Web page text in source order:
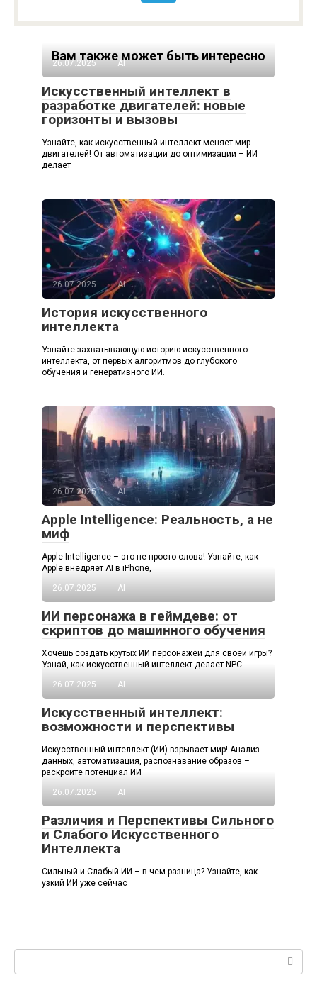
Вам также может быть интересно
26.07.2025 AI
Искусственный интеллект в
разработке двигателей: новые
горизонты и вызовы
Узнайте, как искусственный интеллект меняет мир
двигателей! От автоматизации до оптимизации – ИИ
делает
26.07.2025 AI
История искусственного
интеллекта
Узнайте захватывающую историю искусственного
интеллекта, от первых алгоритмов до глубокого
обучения и генеративного ИИ.
26.07.2025 AI
Apple Intelligence: Реальность, а не
миф
Apple Intelligence – это не просто слова! Узнайте, как
Apple внедряет AI в iPhone,
26.07.2025
AI
ИИ персонажа в геймдеве: от
скриптов до машинного обучения
Хочешь создать крутых ИИ персонажей для своей игры?
Узнай, как искусственный интеллект делает NPC
26.07.2025
AI
Искусственный интеллект:
возможности и перспективы
Искусственный интеллект (ИИ) взрывает мир! Анализ
данных, автоматизация, распознавание образов –
раскройте потенциал ИИ
26.07.2025
AI
Различия и Перспективы Сильного
и Слабого Искусственного
Интеллекта
Сильный и Слабый ИИ – в чем разница? Узнайте, как
узкий ИИ уже сейчас